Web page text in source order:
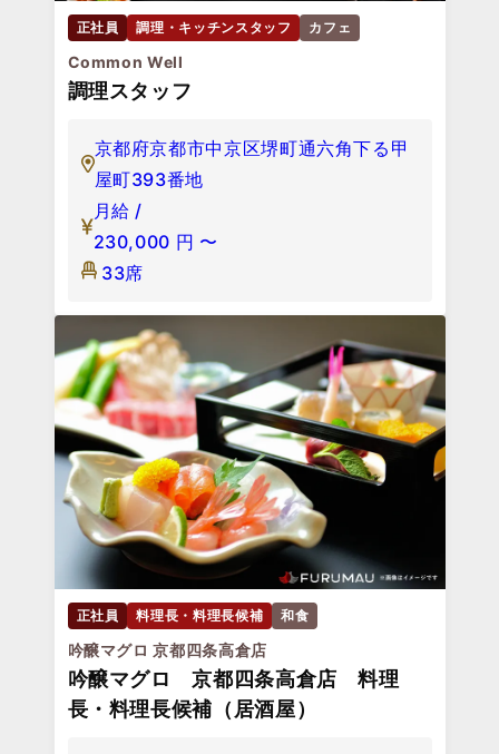
正社員 調理・キッチンスタッフ カフェ
Common Well
調理スタッフ
京都府京都市中京区堺町通六角下る甲
屋町393番地
月給 /
230,000 円 〜
33席
正社員 料理長・料理長候補 和食
吟醸マグロ 京都四条高倉店
吟醸マグロ 京都四条高倉店 料理
長・料理長候補（居酒屋）